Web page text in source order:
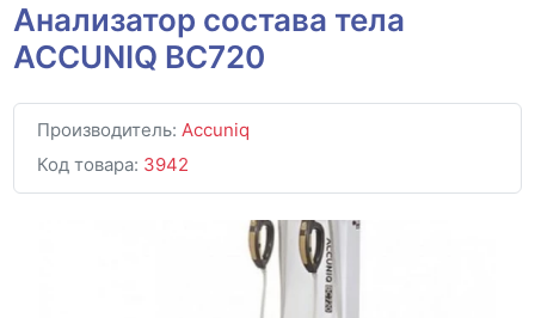
Анализатор состава тела
ACCUNIQ BC720
Производитель: Accuniq
Код товара: 3942